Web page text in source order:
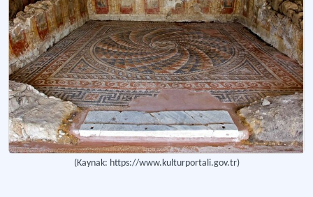
(Kaynak: https://www.kulturportali.gov.tr)